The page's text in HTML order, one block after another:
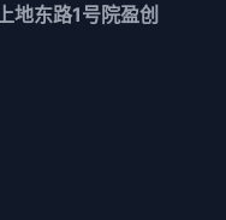
地东路1号院盈创